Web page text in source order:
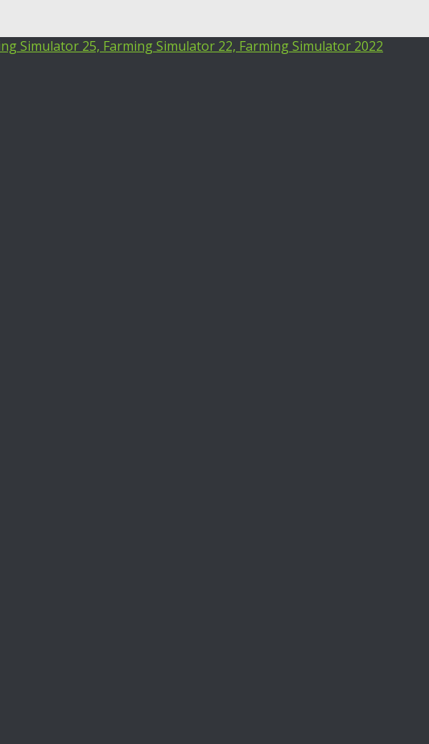
Simulator 25, Farming Simulator 22, Farming Simulator 2022